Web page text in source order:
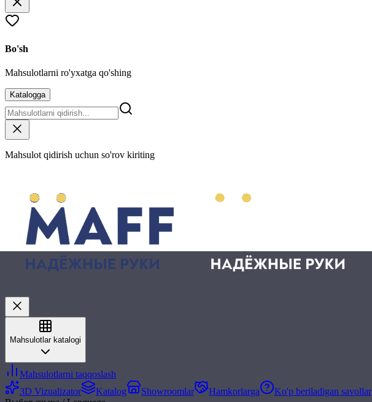
Bo'sh
Mahsulotlarni ro'yxatga qo'shing
Katalogga
Mahsulot qidirish uchun so'rov kiriting
Mahsulotlar katalogi
Mahsulotlarni taqqoslash
3D Vizualizator
Katalog Showroomlar Hamkorlarga Ko'p beriladigan savollar